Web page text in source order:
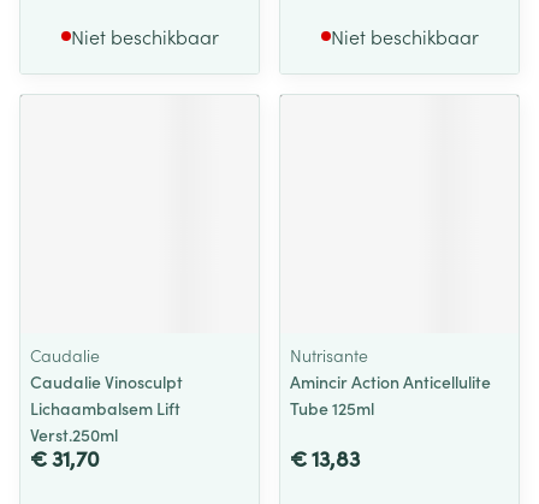
Niet beschikbaar Niet beschikbaar
Caudalie
Caudalie Vinosculpt
Lichaambalsem Lift
Verst.250ml
€ 31,70
Nutrisante
Amincir Action Anticellulite
Tube 125ml
€ 13,83